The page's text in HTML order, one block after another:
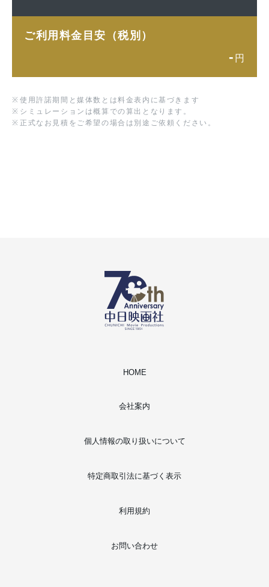
ご利用料金目安（税別）
- 円
※ 使用許諾期間と媒体数とは料金表内に基づきます
※ シミュレーションは概算での算出となります。
※ 正式なお見積をご希望の場合は別途ご依頼ください。
HOME
会社案内
個人情報の取り扱いについて
特定商取引法に基づく表示
利用規約
お問い合わせ